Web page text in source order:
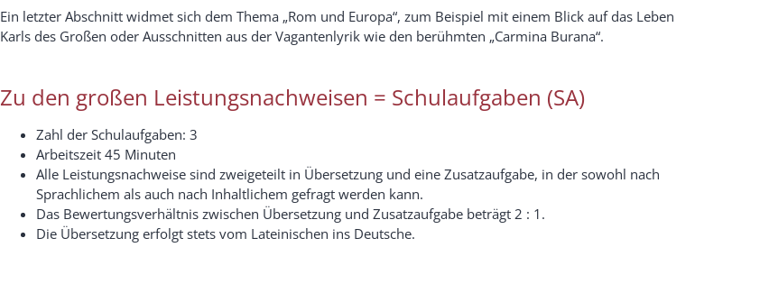
Ein letzter Abschnitt widmet sich dem Thema „Rom und Europa“, zum Beispiel mit einem Blick auf das Leben
Karls des Großen oder Ausschnitten aus der Vagantenlyrik wie den berühmten „Carmina Burana“.
Zu den großen Leistungsnachweisen = Schulaufgaben (SA)
Zahl der Schulaufgaben: 3
Arbeitszeit 45 Minuten
Alle Leistungsnachweise sind zweigeteilt in Übersetzung und eine Zusatzaufgabe, in der sowohl nach
Sprachlichem als auch nach Inhaltlichem gefragt werden kann.
Das Bewertungsverhältnis zwischen Übersetzung und Zusatzaufgabe beträgt 2 : 1.
Die Übersetzung erfolgt stets vom Lateinischen ins Deutsche.